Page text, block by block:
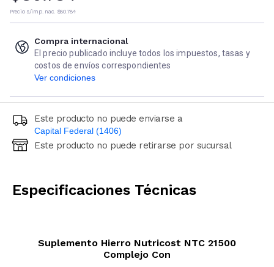
Precio s/imp. nac. $80.784
Compra internacional
El precio publicado incluye todos los impuestos, tasas y
costos de envíos correspondientes
Ver condiciones
Este producto no puede enviarse a
Capital Federal (1406)
Ingresá código postal (sólo números)
Este producto no puede retirarse por sucursal
Especificaciones Técnicas
Suplemento Hierro Nutricost NTC 21500
Complejo Con